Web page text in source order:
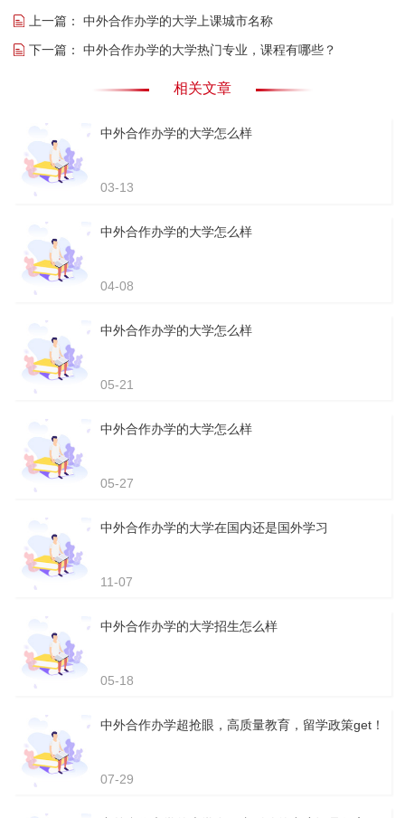
上一篇： 中外合作办学的大学上课城市名称
下一篇： 中外合作办学的大学热门专业，课程有哪些？
相关文章
中外合作办学的大学怎么样
03-13
中外合作办学的大学怎么样
04-08
中外合作办学的大学怎么样
05-21
中外合作办学的大学怎么样
05-27
中外合作办学的大学在国内还是国外学习
11-07
中外合作办学的大学招生怎么样
05-18
中外合作办学超抢眼，高质量教育，留学政策get！
07-29